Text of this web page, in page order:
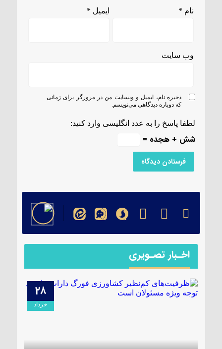
نام * ایمیل *
وب‌ سایت
ذخیره نام، ایمیل و وبسایت من در مرورگر برای زمانی
که دوباره دیدگاهی می‌نویسم.
لطفا پاسخ را به عدد انگلیسی وارد کنید:
شش + هجده =
اخـبار تصـویری
۲۸
خرداد